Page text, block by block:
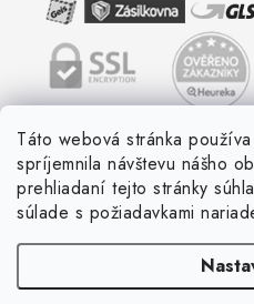
Táto webová stránka
spríjemnila návštevu nášho
prehliadaní tejto stránky
súlade s požiadavkami